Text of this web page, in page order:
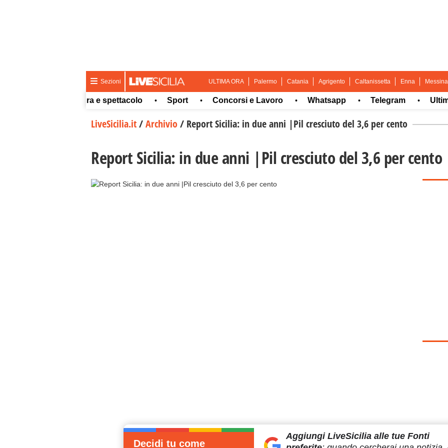
Sezioni ULTIMA ORA Palermo Catania Agrigento Caltanissetta Enna Messina
Cultura e spettacolo • Sport • Concorsi e Lavoro • Whatsapp • Telegram • Ultima ora
LiveSicilia.it/Archivio/ Report Sicilia: in due anni |Pil cresciuto del 3,6 per cento
Report Sicilia: in due anni |Pil cresciuto del 3,6 per cento
Decidi tu come
Aggiungi LiveSiciliaalle tue Fonti